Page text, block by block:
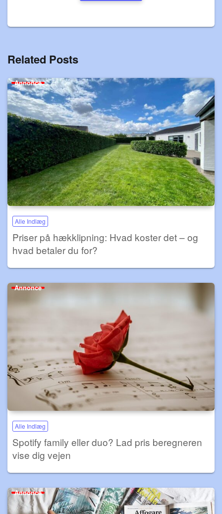
Related Posts
Annonce
Alle Indlæg
Priser på hækklipning: Hvad koster det – og
hvad betaler du for?
Annonce
Alle Indlæg
Spotify family eller duo? Lad pris beregneren
vise dig vejen
Annonce